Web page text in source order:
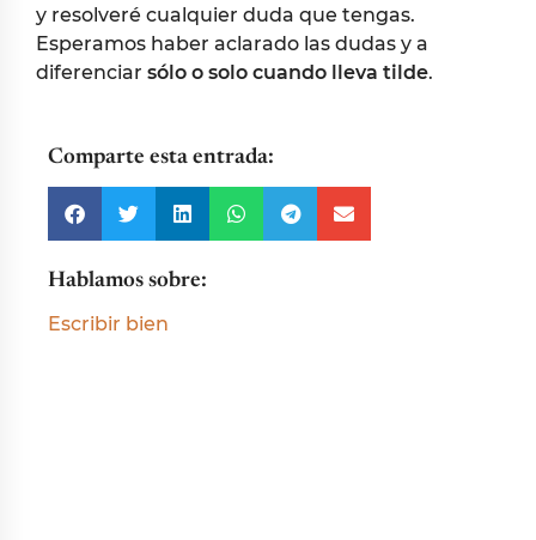
y resolveré cualquier duda que tengas.
Esperamos haber aclarado las dudas y a
diferenciar sólo o solo cuando lleva tilde.
Comparte esta entrada:
Hablamos sobre:
Escribir bien